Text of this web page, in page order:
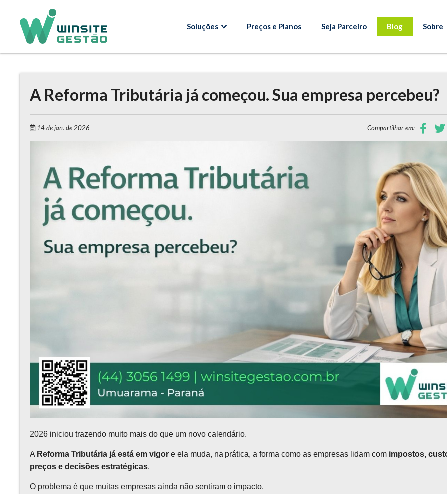
Soluções Preços e Planos Seja Parceiro Blog Sobre
A Reforma Tributária já começou. Sua empresa percebeu?
14 de jan. de 2026 Compartilhar em:
2026 iniciou trazendo muito mais do que um novo calendário.
A Reforma Tributária já está em vigor e ela muda, na prática, a forma como as empresas lidam com impostos,
preços e decisões estratégicas.
O problema é que muitas empresas ainda não sentiram o impacto.